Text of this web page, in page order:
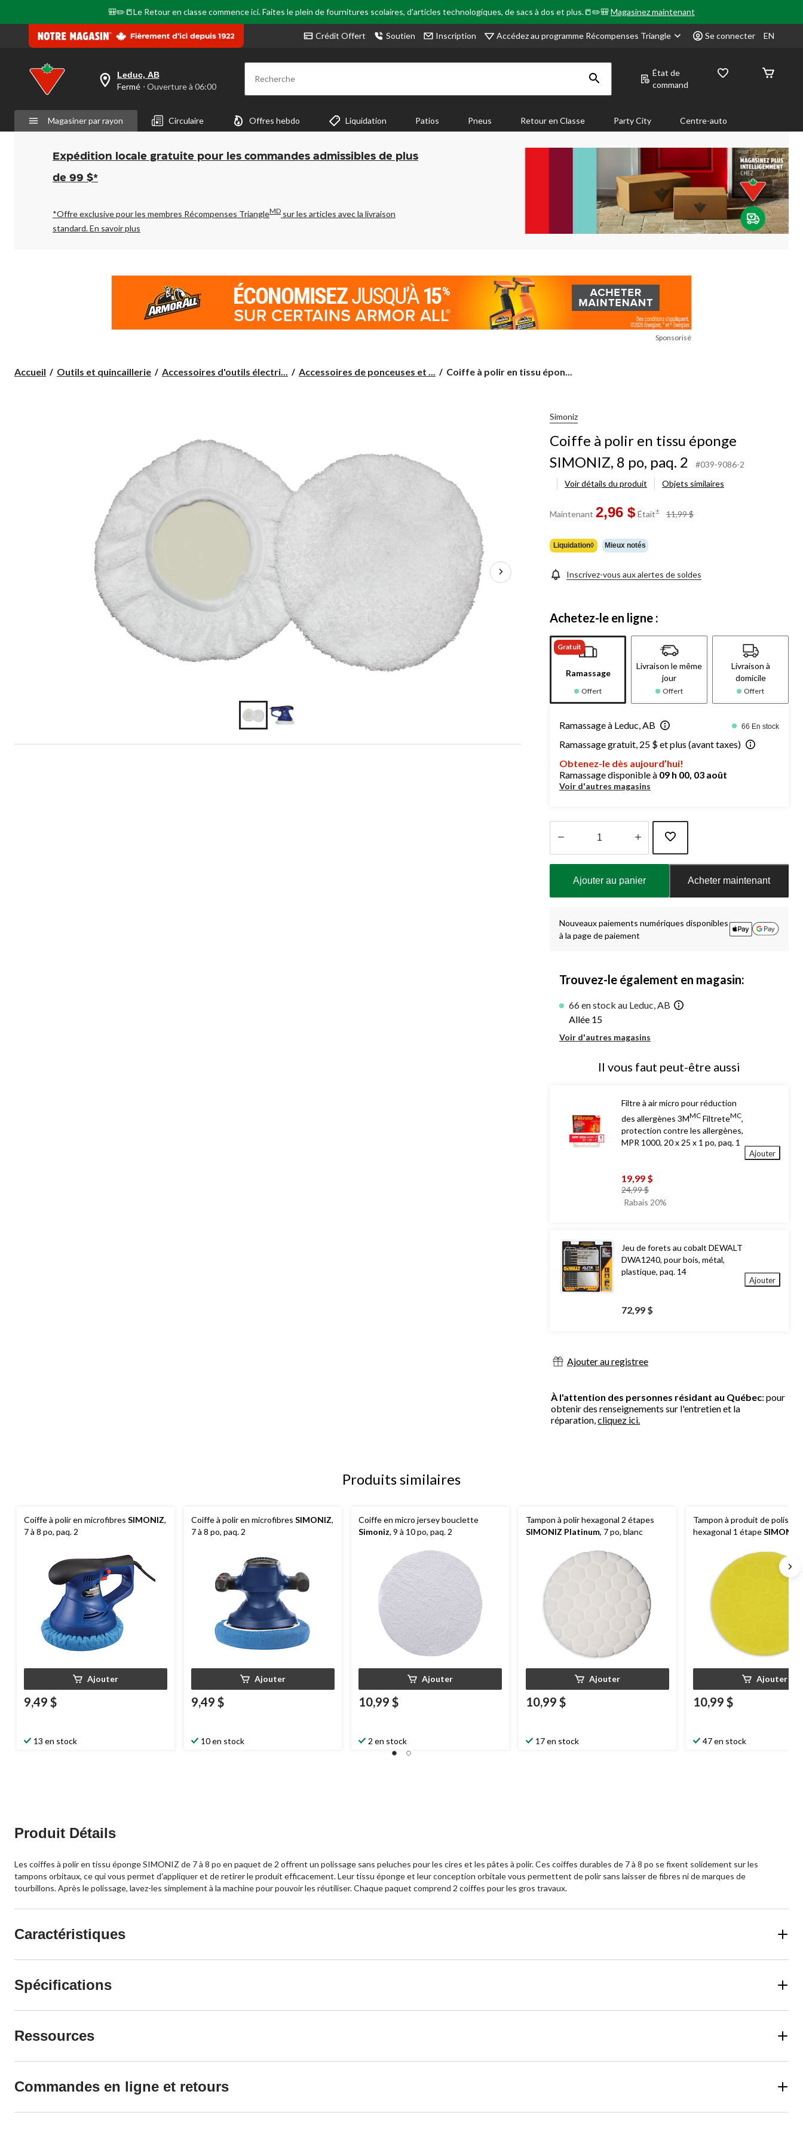
🎒✏️📒Le Retour en classe commence ici. Faites le plein de fournitures scolaires, d'articles technologiques, de sacs à dos et plus.📒✏️🎒Magasinez maintenant
Crédit Offert Soutien Inscription Accédez au programme Récompenses Triangle Se connecter EN
votre
est
Leduc,
AB,
Fermé,
Ouverture
à
pour
changer
Leduc, AB
Fermé ⋅ Ouverture à 06:00 Recherche
État de
command
Magasiner par rayon Circulaire Offres hebdo Liquidation Patios Pneus Retour en Classe Party City Centre-auto
Expédition locale gratuite pour les commandes admissibles de plus
de 99 $*
*Offre exclusive pour les membres Récompenses TriangleMD sur les articles avec la livraison
standard.En savoir plus
Sponsorisé
Accueil Outils et quincaillerie Accessoires d'outils électri... Accessoires de ponceuses et ...
Coiffe
2
Coiffe à polir en tissu épon...
Simoniz
Coiffe à polir en tissu éponge
SIMONIZ, 8 po, paq. 2
#039-9086-2
Voir détails du produit
Objets similaires
Maintenant 2,96 $ Était± 11,99 $
Liquidation◊ Mieux notés
Inscrivez-vous aux alertes de soldes
Achetez-le en ligne :
Gratuit
Ramassage
Offert
Livraison le même
jour
Offert
Livraison à
domicile
Offert
Ramassage à Leduc, AB 66 En stock
Ramassage gratuit, 25 $ et plus (avant taxes)
Obtenez-le dès aujourd’hui!
Ramassage disponible à 09 h 00, 03 août
Voir d'autres magasins
Ajouter au panier Acheter maintenant
Nouveaux paiements numériques disponibles
à la page de paiement
Trouvez-le également en magasin:
66 en stock au Leduc, AB
Allée 15
Voir d'autres magasins
Il vous faut peut-être aussi
Filtre à air micro pour réduction
des allergènes 3MMC FiltreteMC,
protection contre les allergènes,
MPR 1000, 20 x 25 x 1 po, paq. 1
19,99 $
24,99 $prix
était
Rabais 20%
Ajouter
Jeu de forets au cobalt DEWALT
DWA1240, pour bois, métal,
plastique, paq. 14
72,99 $
Ajouter
Ajouter au registree
À l'attention des personnes résidant au Québec: pour
obtenir des renseignements sur l'entretien et la
réparation,cliquez ici.
Produits similaires
Coiffe à polir en microfibres SIMONIZ,
7 à 8 po, paq. 2
Ajouter
9,49 $
13 en stock
Coiffe à polir en microfibres SIMONIZ,
7 à 8 po, paq. 2
Ajouter
9,49 $
10 en stock
Coiffe en micro jersey bouclette
Simoniz, 9 à 10 po, paq. 2
Ajouter
10,99 $
2 en stock
Tampon à polir hexagonal 2 étapes
SIMONIZ Platinum, 7 po, blanc
Ajouter
10,99 $
17 en stock
Tampon à produit de
hexagonal 1 étapeSIMONIZ
Ajouter
10,99 $
47 en stock
Produit Détails
Les coiffes à polir en tissu éponge SIMONIZ de 7 à 8 po en paquet de 2 offrent un polissage sans peluches pour les cires et les pâtes à polir. Ces coiffes durables de 7 à 8 po se fixent solidement sur les
tampons orbitaux, ce qui vous permet d'appliquer et de retirer le produit efficacement. Leur tissu éponge et leur conception orbitale vous permettent de polir sans laisser de fibres ni de marques de
tourbillons. Après le polissage, lavez-les simplement à la machine pour pouvoir les réutiliser. Chaque paquet comprend 2 coiffes pour les gros travaux.
Caractéristiques
Spécifications
Ressources
Commandes en ligne et retours